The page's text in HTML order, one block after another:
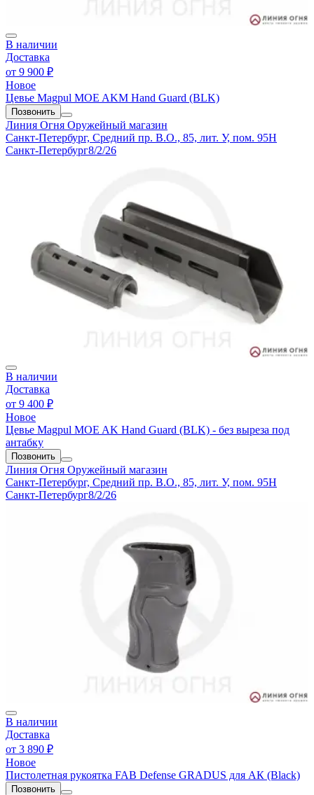
В наличии
Доставка
от 9 900 ₽
Новое
Цевье Magpul MOE AKM Hand Guard (BLK)
Позвонить
Линия Огня Оружейный магазин
Санкт-Петербург, Средний пр. В.О., 85, лит. У, пом. 95Н
Санкт-Петербург8/2/26
В наличии
Доставка
от 9 400 ₽
Новое
Цевье Magpul MOE AK Hand Guard (BLK) - без выреза под
антабку
Позвонить
Линия Огня Оружейный магазин
Санкт-Петербург, Средний пр. В.О., 85, лит. У, пом. 95Н
Санкт-Петербург8/2/26
В наличии
Доставка
от 3 890 ₽
Новое
Пистолетная рукоятка FAB Defense GRADUS для АК (Black)
Позвонить